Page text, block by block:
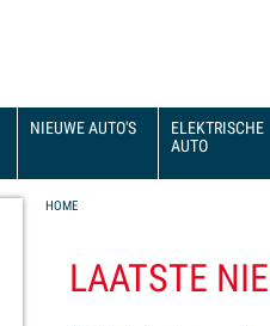
YOU ARE HERE
HOME
LAATSTE
NIEUWE AUTO'S
ELEKTRISCHE
AUTO